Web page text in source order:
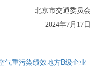
北京市交通委员会
2024年7月17日
气重污染绩效地方B级企业